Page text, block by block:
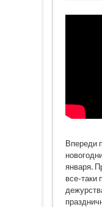
Впереди
января.
все-таки